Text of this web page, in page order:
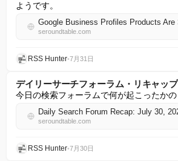
ようです。
seroundtable.com
RSS Hunter•7月31日
デイリーサーチフォーラム・リキャッ
今日の検索フォーラムで何が起こったかの
Daily Search Forum Recap: July 30,
seroundtable.com
RSS Hunter•7月30日